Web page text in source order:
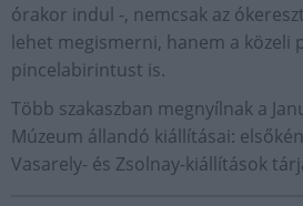
órakor indul -, nemcsak az
lehet megismerni, hanem a közeli
pincelabirintust is.
Több szakaszban megnyílnak a
Múzeum állandó kiállításai:
Vasarely- és Zsolnay-kiállítások